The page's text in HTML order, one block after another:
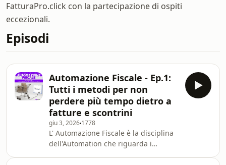
FatturaPro.click con la partecipazione di ospiti
eccezionali.
Episodi
Automazione Fiscale - Ep.1:
Tutti i metodi per non
perdere più tempo dietro a
fatture e scontrini
giu 3, 2026 1778
L' Automazione Fiscale è la disciplina
dell'Automation che riguarda i